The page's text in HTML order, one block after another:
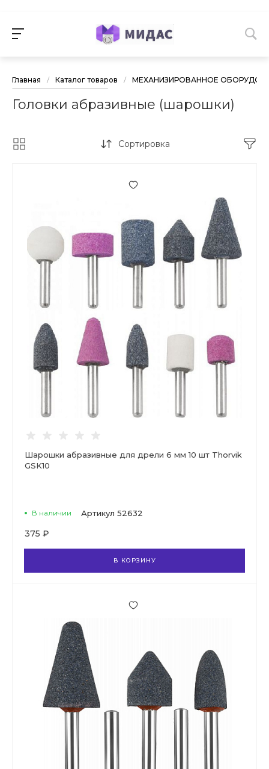
Главная / Каталог товаров / МЕХАНИЗИРОВАННОЕ
Головки абразивные (шарошки)
Сортировка
Шарошки абразивные для дрели 6 мм 10 шт Thorvik
GSK10
В наличии Артикул 52632
375 ₽
В КОРЗИНУ